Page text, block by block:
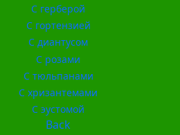
С герберой
С гортензией
С диантусом
С розами
С тюльпанами
С хризантемами
С эустомой
Back